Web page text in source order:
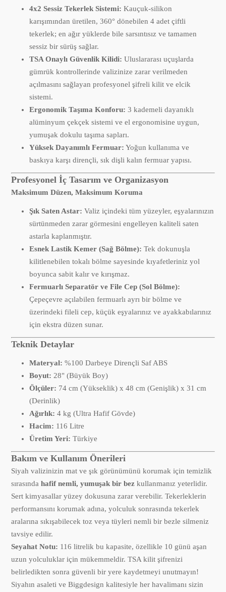
4x2 Sessiz Tekerlek Sistemi: Kauçuk-silikon
karışımından üretilen, 360° dönebilen 4 adet çiftli
tekerlek; en ağır yüklerde bile sarsıntısız ve tamamen
sessiz bir sürüş sağlar.
TSA Onaylı Güvenlik Kilidi: Uluslararası uçuşlarda
gümrük kontrollerinde valizinize zarar verilmeden
açılmasını sağlayan profesyonel şifreli kilit ve elcik
sistemi.
Ergonomik Taşıma Konforu: 3 kademeli dayanıklı
alüminyum çekçek sistemi ve el ergonomisine uygun,
yumuşak dokulu taşıma sapları.
Yüksek Dayanımlı Fermuar: Yoğun kullanıma ve
baskıya karşı dirençli, sık dişli kalın fermuar yapısı.
Profesyonel İç Tasarım ve Organizasyon
Maksimum Düzen, Maksimum Koruma
Şık Saten Astar: Valiz içindeki tüm yüzeyler, eşyalarınızın
sürtünmeden zarar görmesini engelleyen kaliteli saten
astarla kaplanmıştır.
Esnek Lastik Kemer (Sağ Bölme): Tek dokunuşla
kilitlenebilen tokalı bölme sayesinde kıyafetleriniz yol
boyunca sabit kalır ve kırışmaz.
Fermuarlı Separatör ve File Cep (Sol Bölme):
Çepeçevre açılabilen fermuarlı ayrı bir bölme ve
üzerindeki fileli cep, küçük eşyalarınız ve ayakkabılarınız
için ekstra düzen sunar.
Teknik Detaylar
Materyal: %100 Darbeye Dirençli Saf ABS
Boyut: 28" (Büyük Boy)
Ölçüler: 74 cm (Yükseklik) x 48 cm (Genişlik) x 31 cm
(Derinlik)
Ağırlık: 4 kg (Ultra Hafif Gövde)
Hacim: 116 Litre
Üretim Yeri: Türkiye
Bakım ve Kullanım Önerileri
Siyah valizinizin mat ve şık görünümünü korumak için temizlik
sırasındahafif nemli, yumuşak bir bez kullanmanız yeterlidir.
Sert kimyasallar yüzey dokusuna zarar verebilir. Tekerleklerin
performansını korumak adına, yolculuk sonrasında tekerlek
aralarına sıkışabilecek toz veya tüyleri nemli bir bezle silmeniz
tavsiye edilir.
Seyahat Notu: 116 litrelik bu kapasite, özellikle 10 günü aşan
uzun yolculuklar için mükemmeldir. TSA kilit şifrenizi
belirledikten sonra güvenli bir yere kaydetmeyi unutmayın!
Siyahın asaleti ve Biggdesign kalitesiyle her havalimanı sizin